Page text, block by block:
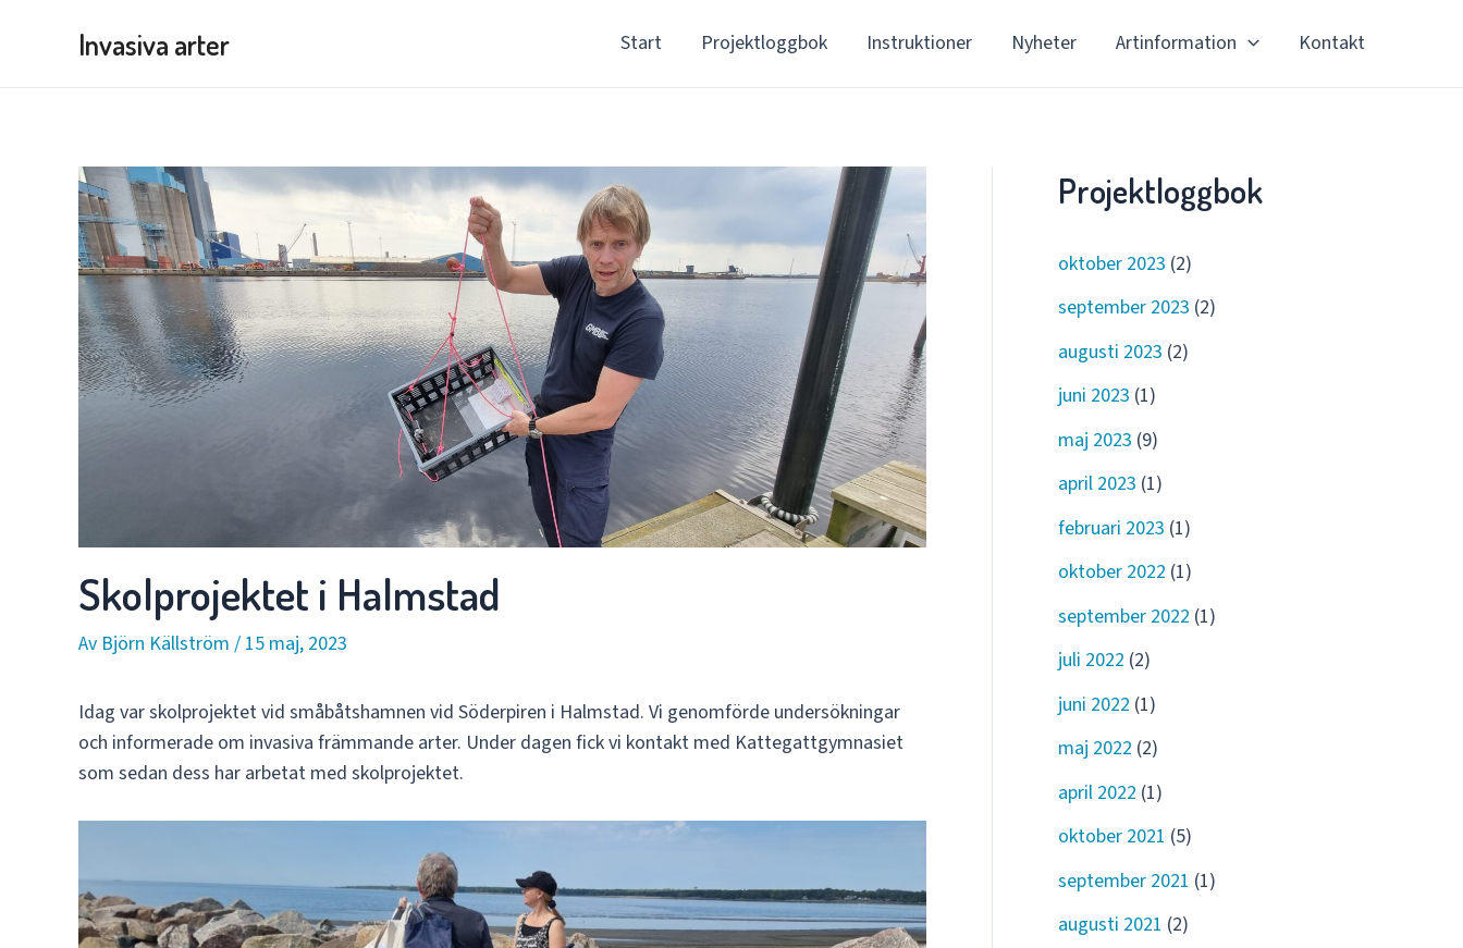
Invasiva arter Start Projektloggbok Instruktioner Nyheter Artinformation Kontakt
Skolprojektet i Halmstad
Av Björn Källström / 15 maj, 2023
Idag var skolprojektet vid småbåtshamnen vid Söderpiren i Halmstad. Vi genomförde undersökningar
och informerade om invasiva främmande arter. Under dagen fick vi kontakt med Kattegattgymnasiet
som sedan dess har arbetat med skolprojektet.
Projektloggbok
oktober 2023 (2)
september 2023 (2)
augusti 2023 (2)
juni 2023 (1)
maj 2023 (9)
april 2023 (1)
februari 2023 (1)
oktober 2022 (1)
september 2022 (1)
juli 2022 (2)
juni 2022 (1)
maj 2022 (2)
april 2022 (1)
oktober 2021 (5)
september 2021 (1)
augusti 2021 (2)